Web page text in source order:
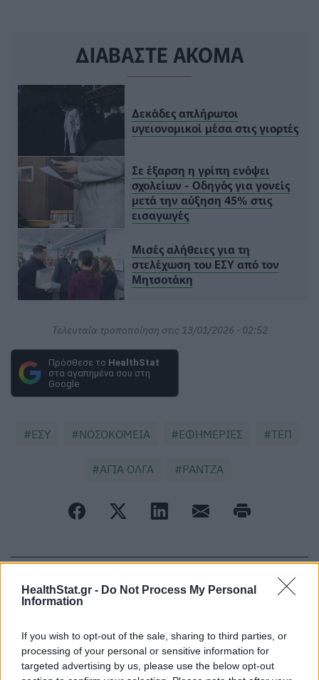
HealthStat.gr - Do Not Process My Personal
Information
If you wish to opt-out of the sale, sharing to third parties, or
processing of your personal or sensitive information for
targeted advertising by us, please use the below opt-out
ΔΙΑΒΑΣΤΕ ΑΚΟΜΑ
Δεκάδες απλήρωτοι
υγειονομικοί μέσα στις γιορτές
Σε έξαρση η γρίπη ενόψει
σχολείων - Οδηγός για γονείς
μετά την αύξηση 45% στις
εισαγωγές
Μισές αλήθειες για τη
στελέχωση του ΕΣΥ από τον
Μητσοτάκη
Τελευταία τροποποίηση στις 13/01/2026 - 02:52
Πρόσθεσε το HealthStat
στα αγαπημένα σου στη
Google
ΕΣΥ ΝΟΣΟΚΟΜΕΙΑ ΕΦΗΜΕΡΙΕΣ ΤΕΠ
ΑΓΙΑ ΟΛΓΑ ΡΑΝΤΖΑ
ΠΕΡΙΣΣΟΤΕΡΑ ΣΤΗΝ ΙΔΙΑ ΚΑΤΗΓΟΡΙΑ
Γυναικολογία: R-SEGA Workshop
Ρομποτικής Χειρουργικής
12 Ιανουαρίου 2026